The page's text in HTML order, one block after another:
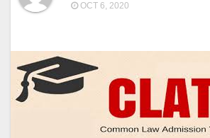
OCT 6, 2020